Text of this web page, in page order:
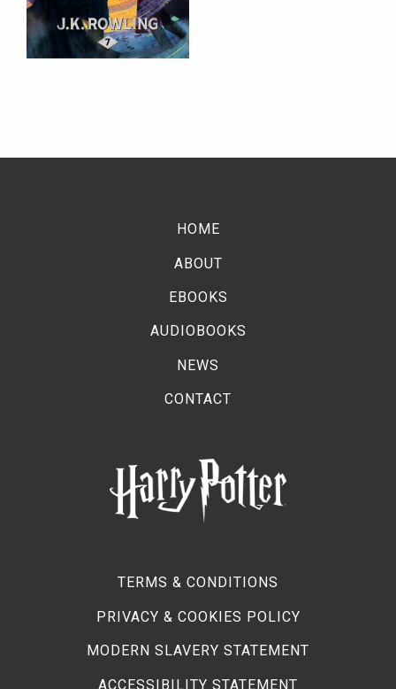
HOME
ABOUT
EBOOKS
AUDIOBOOKS
NEWS
CONTACT
TERMS & CONDITIONS
PRIVACY & COOKIES POLICY
MODERN SLAVERY STATEMENT
ACCESSIBILITY STATEMENT